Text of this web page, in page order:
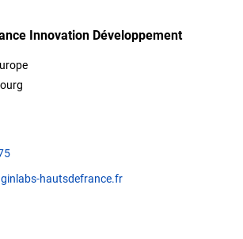
Innovation Développement
hautsdefrance.fr